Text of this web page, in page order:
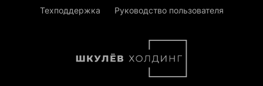
Техподдержка
Руководство пользователя